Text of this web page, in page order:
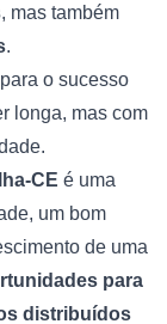
, mas também
.
o sucesso
longa, mas com
CE é uma
um bom
de uma
para
distribuídos